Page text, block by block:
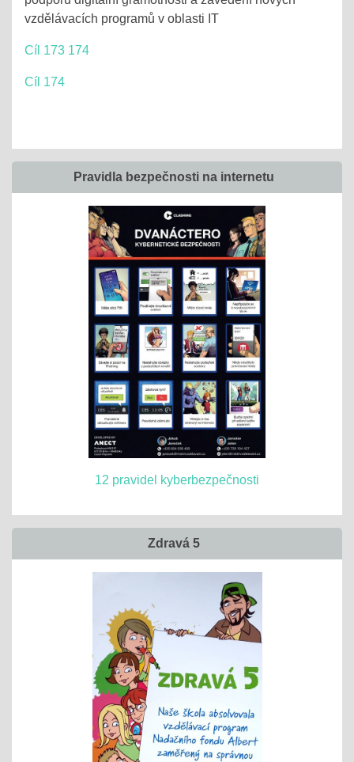
vzdělávacích programů v oblasti IT
Cíl 173 174
Cíl 174
Pravidla bezpečnosti na internetu
12 pravidel kyberbezpečnosti
Zdravá 5